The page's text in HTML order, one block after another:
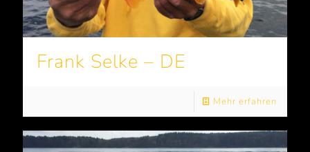
Frank Selke – DE
Mehr erfahren